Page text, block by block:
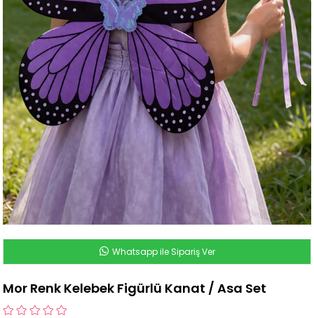
Whatsapp ile Sipariş Ver
Mor Renk Kelebek Figürlü Kanat / Asa Set